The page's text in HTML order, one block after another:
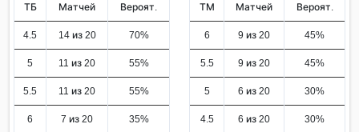
ТБ Матчей Вероят.
4.5 14 из 20 70%
5 11 из 20 55%
5.5 11 из 20 55%
6 7 из 20 35%
ТМ Матчей Вероят.
6 9 из 20 45%
5.5 9 из 20 45%
5 6 из 20 30%
4.5 6 из 20 30%